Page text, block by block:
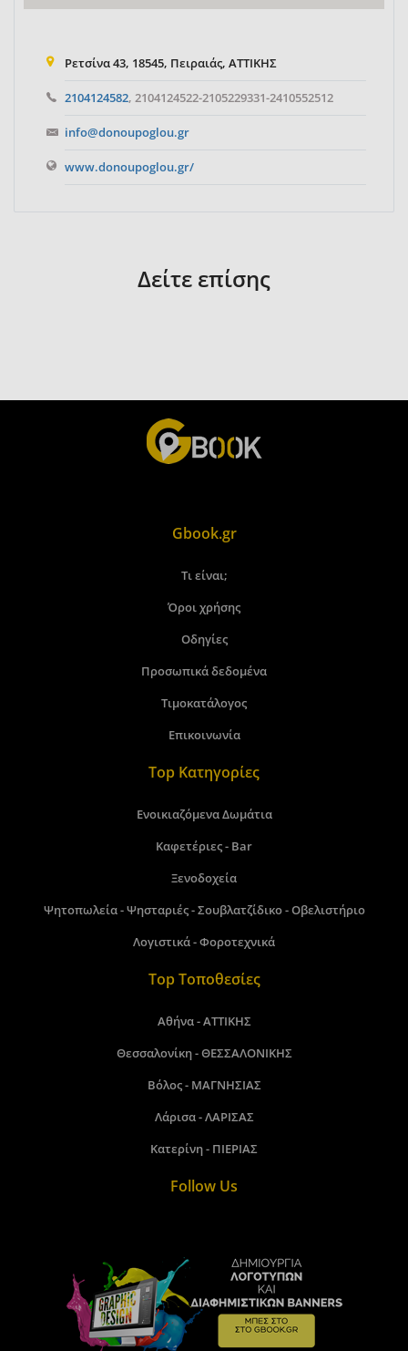
Ρετσίνα 43, 18545, Πειραιάς, ΑΤΤΙΚΗΣ
2104124582, 2104124522-2105229331-2410552512
info@donoupoglou.gr
www.donoupoglou.gr/
Δείτε επίσης
Gbook.gr
Τι είναι;
Όροι χρήσης
Οδηγίες
Προσωπικά δεδομένα
Τιμοκατάλογος
Επικοινωνία
Top Κατηγορίες
Ενοικιαζόμενα Δωμάτια
Καφετέριες - Bar
Ξενοδοχεία
Ψητοπωλεία - Ψησταριές - Σουβλατζίδικο - Οβελιστήριο
Λογιστικά - Φοροτεχνικά
Top Τοποθεσίες
Αθήνα - ΑΤΤΙΚΗΣ
Θεσσαλονίκη - ΘΕΣΣΑΛΟΝΙΚΗΣ
Βόλος - ΜΑΓΝΗΣΙΑΣ
Λάρισα - ΛΑΡΙΣΑΣ
Κατερίνη - ΠΙΕΡΙΑΣ
Follow Us